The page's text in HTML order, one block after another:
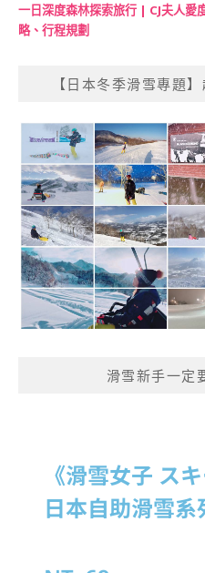
一日深度森林探索旅行 | CJ夫人
略、行程規劃
【日本冬季滑雪專題
滑雪新手一定